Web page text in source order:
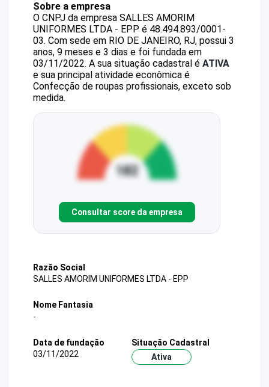
Sobre a empresa
O CNPJ da empresa SALLES AMORIM
UNIFORMES LTDA - EPP é 48.494.893/0001-
03. Com sede em RIO DE JANEIRO, RJ, possui 3
anos, 9 meses e 3 dias e foi fundada em
03/11/2022. A sua situação cadastral é ATIVA
e sua principal atividade econômica é
Confecção de roupas profissionais, exceto sob
medida.
Consultar score da empresa
Razão Social
SALLES AMORIM UNIFORMES LTDA - EPP
Nome Fantasia
-
Data de fundação
03/11/2022
Situação Cadastral
Ativa